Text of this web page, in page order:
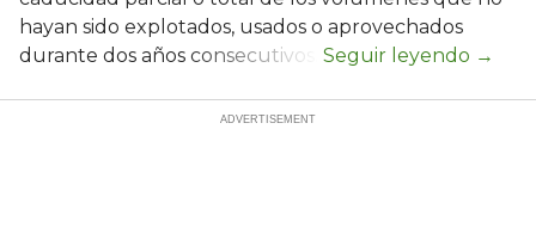
hayan sido explotados, usados o aprovechados
durante dos años consecutivos.